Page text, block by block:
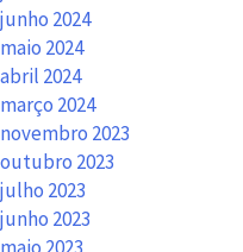
junho 2024
maio 2024
abril 2024
março 2024
novembro 2023
outubro 2023
julho 2023
junho 2023